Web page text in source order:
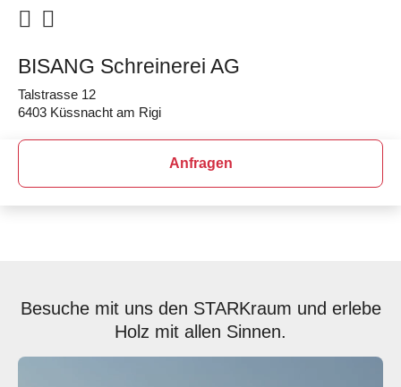
BISANG Schreinerei AG
Talstrasse 12
6403 Küssnacht am Rigi
Anfragen
Besuche mit uns den STARKraum und erlebe
Holz mit allen Sinnen.